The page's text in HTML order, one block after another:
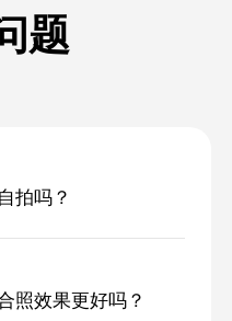
题
拍吗？
照效果更好吗？